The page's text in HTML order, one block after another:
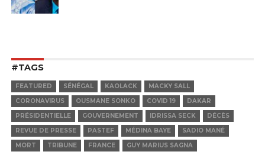
#TAGS
FEATURED SÉNÉGAL KAOLACK
MACKY SALL
CORONAVIRUS
OUSMANE SONKO COVID 19
DAKAR
PRÉSIDENTIELLE
GOUVERNEMENT IDRISSA SECK
DÉCÈS
REVUE DE PRESSE
PASTEF MÉDINA BAYE
SADIO MANÉ
MORT
TRIBUNE FRANCE GUY MARIUS SAGNA